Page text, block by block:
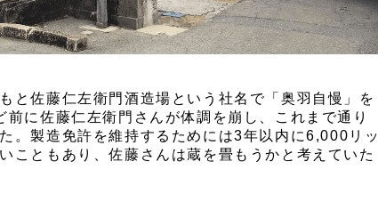
と佐藤仁左衛門酒造場という社名で「奥羽自慢」を
に佐藤仁左衛門さんが体調を崩し、これまで通り
。製造免許を維持するためには3年以内に6,000リッ
こともあり、佐藤さんは蔵を畳もうかと考えていた